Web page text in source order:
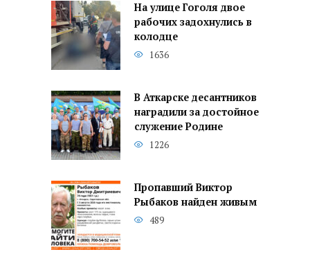
На улице Гоголя двое
рабочих задохнулись в
колодце
1636
В Аткарске десантников
наградили за достойное
служение Родине
1226
Пропавший Виктор
Рыбаков найден живым
489